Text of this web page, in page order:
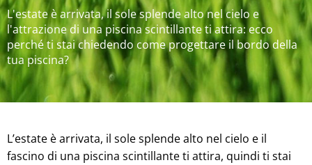
L'estate è arrivata, il sole splende alto nel cielo e
l'attrazione di una piscina scintillante ti attira: ecco
perché ti stai chiedendo come progettare il bordo della
tua piscina?
L’estate è arrivata, il sole splende alto nel cielo e il
fascino di una piscina scintillante ti attira, quindi ti stai